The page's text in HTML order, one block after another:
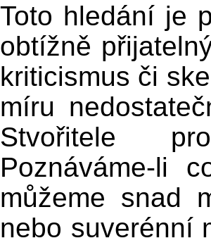
Toto hledání je
obtížně
kriticismus či
míru
Stvořitele
Poznáváme-li
můžeme snad
nebo suverénní